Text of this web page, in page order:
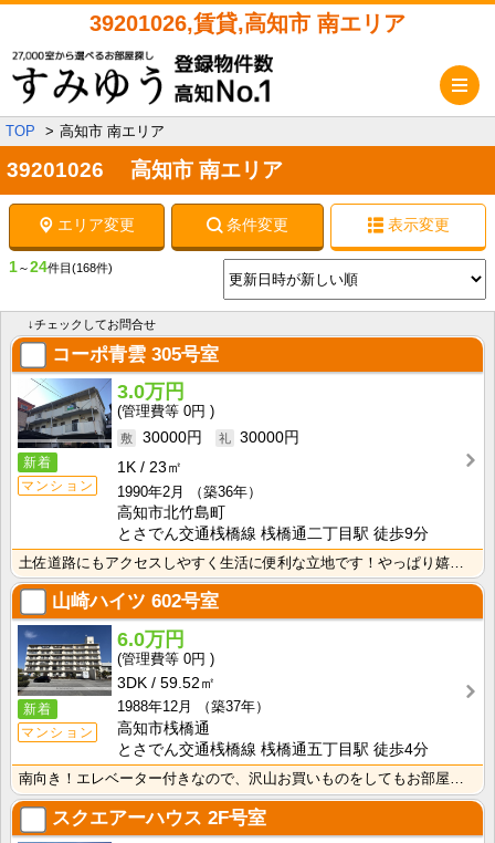
39201026,賃貸,高知市 南エリア
TOP 高知市 南エリア
39201026 高知市 南エリア
エリア変更 条件変更 表示変更
1～24件目 (168件)
↓チェックしてお問合せ
コーポ青雲 305号室
新着
マンション
3.0万円
0円
30000円
30000円
1K
23㎡
1990年2月
（築36年）
高知市北竹島町
とさでん交通桟橋線 桟橋通二丁目駅 徒歩9分
土佐道路にもアクセスしやすく生活に便利な立地です！やっぱり嬉しいバス・トイレセパレート！周辺にスーパ･･･
山崎ハイツ 602号室
新着
マンション
6.0万円
0円
3DK
59.52㎡
1988年12月
（築37年）
高知市桟橋通
とさでん交通桟橋線 桟橋通五丁目駅 徒歩4分
南向き！エレベーター付きなので、沢山お買いものをしてもお部屋まで上がるのがラクですね！
スクエアーハウス 2F号室